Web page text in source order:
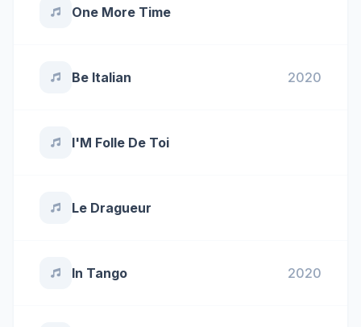
One More Time
Be Italian 2020
I'M Folle De Toi
Le Dragueur
In Tango 2020